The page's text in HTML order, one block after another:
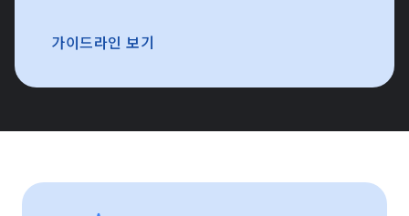
가이드라인 보기